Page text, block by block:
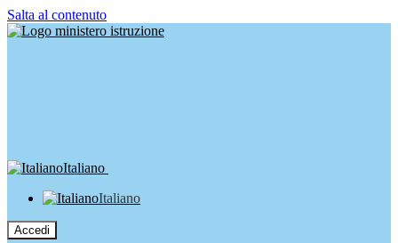
Salta al contenuto
Italiano
Italiano
Accedi